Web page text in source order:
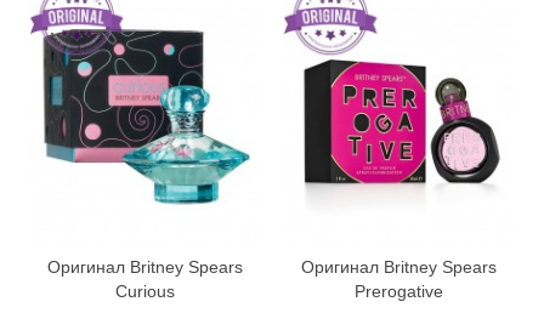
Оригинал Britney Spears
Curious
Оригинал Britney Spears
Prerogative